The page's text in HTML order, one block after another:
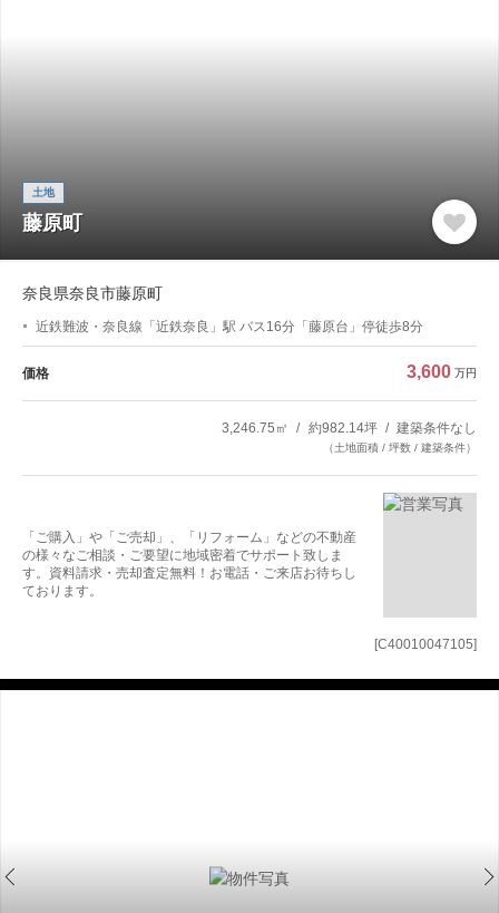
[C40010047105]
土地
藤原町
奈良県奈良市藤原町
近鉄難波・奈良線「近鉄奈良」駅 バス16分「藤原台」停徒歩8分
価格 3,600 万円
3,246.75㎡ 約982.14坪 建築条件なし
（土地面積 / 坪数 / 建築条件）
「ご購入」や「ご売却」、「リフォーム」などの不動産
の様々なご相談・ご要望に地域密着でサポート致しま
す。資料請求・売却査定無料！お電話・ご来店お待ちし
ております。